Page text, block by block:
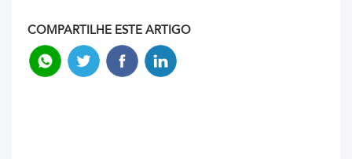
COMPARTILHE ESTE ARTIGO